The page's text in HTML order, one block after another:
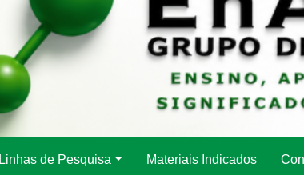
Linhas de Pesquisa Materiais Indicados